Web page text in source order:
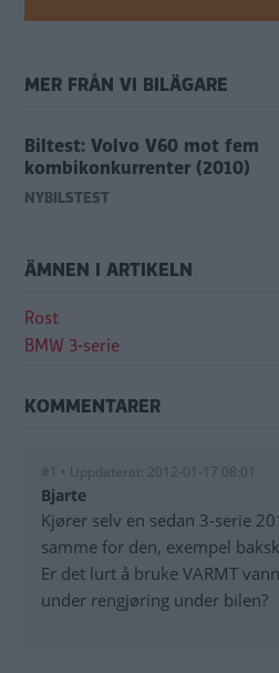
MER FRÅN VI BILÄGARE
Biltest: Volvo V60 mot fem
kombikonkurrenter (2010)
NYBILSTEST
ÄMNEN I ARTIKELN
Rost
BMW 3-serie
KOMMENTARER
#1 • Uppdaterat: 2012-01-17 08:01
Bjarte
Kjører selv en sedan 3-serie
samme for den, exempel
Er det lurt å bruke VARMT
under rengjøring under bilen?